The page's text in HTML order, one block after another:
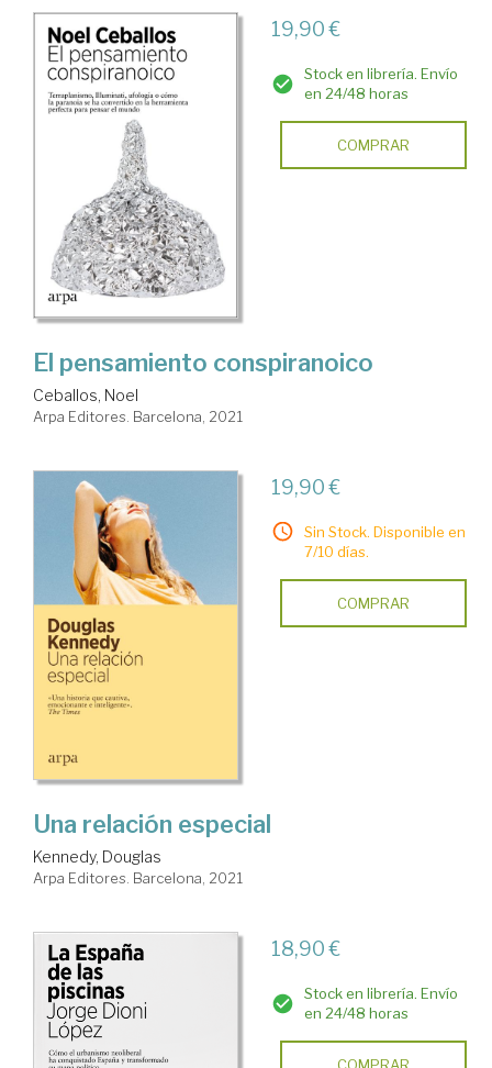
19,90 €
Stock en librería. Envío
en 24/48 horas
COMPRAR
El pensamiento conspiranoico
Ceballos, Noel
Arpa Editores. Barcelona, 2021
19,90 €
Sin Stock. Disponible en
7/10 días.
COMPRAR
Una relación especial
Kennedy, Douglas
Arpa Editores. Barcelona, 2021
18,90 €
Stock en librería. Envío
en 24/48 horas